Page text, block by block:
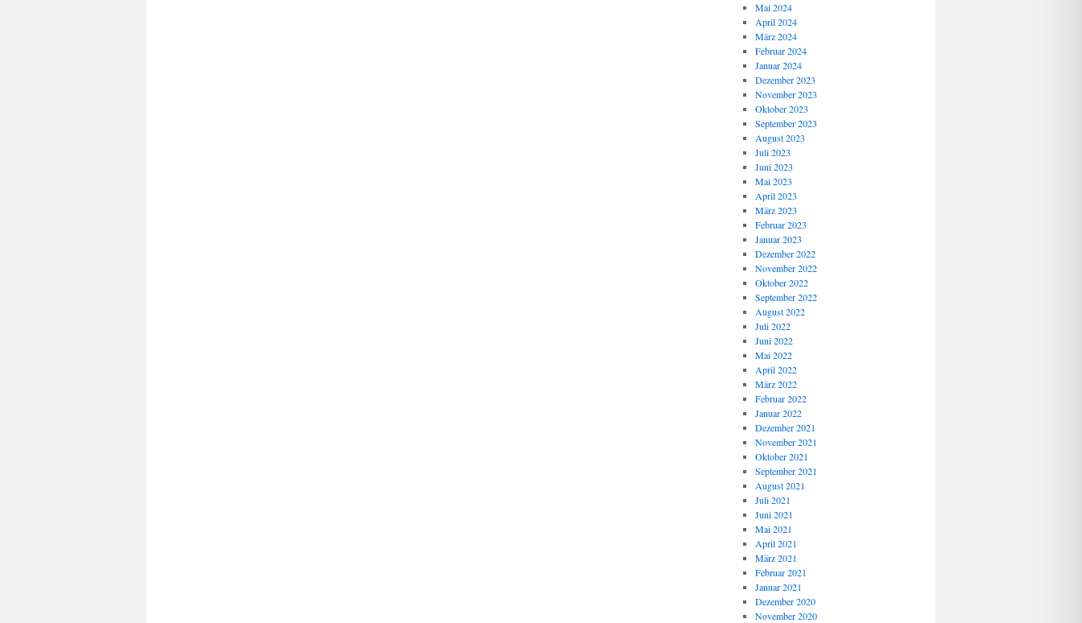
Mai 2024
April 2024
März 2024
Februar 2024
Januar 2024
Dezember 2023
November 2023
Oktober 2023
September 2023
August 2023
Juli 2023
Juni 2023
Mai 2023
April 2023
März 2023
Februar 2023
Januar 2023
Dezember 2022
November 2022
Oktober 2022
September 2022
August 2022
Juli 2022
Juni 2022
Mai 2022
April 2022
März 2022
Februar 2022
Januar 2022
Dezember 2021
November 2021
Oktober 2021
September 2021
August 2021
Juli 2021
Juni 2021
Mai 2021
April 2021
März 2021
Februar 2021
Januar 2021
Dezember 2020
November 2020